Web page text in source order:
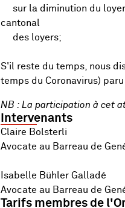
sur la diminution du loyer
cantonal
des loyers;
S'il reste du temps, nous
temps du Coronavirus)
NB : La participation à cet
Intervenants
Claire Bolsterli
Avocate au Barreau de
Isabelle Bühler Galladé
Avocate au Barreau de
Tarifs membres de